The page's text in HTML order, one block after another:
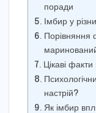
поради
Імбир у
Порівняння
Цікаві
настрій?
Як імбир